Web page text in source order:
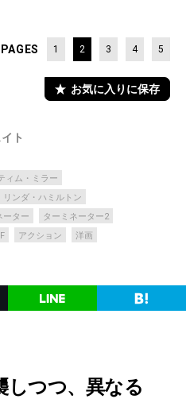
PAGES 1 2 3 4 5
お気に入りに保存
ト
ィム・ミラー
リンダ・ハミルトン
ーター
ターミネーター2
アクション 洋画
しつつ、異なる